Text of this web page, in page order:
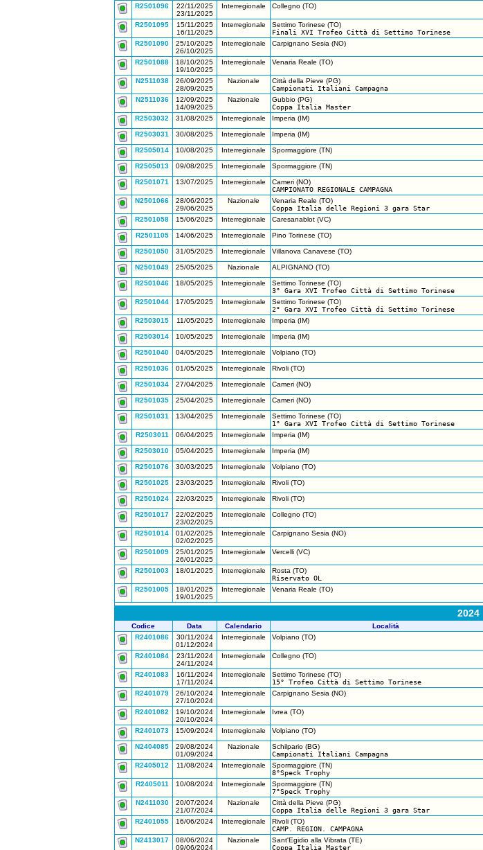
R2501096
22/11/2025
23/11/2025
Interregionale Collegno (TO)
R2501095
15/11/2025
16/11/2025
Interregionale
Settimo Torinese (TO)
Finali XVI Trofeo Città di Settimo Torinese
R2501090
25/10/2025
26/10/2025
Interregionale Carpignano Sesia (NO)
R2501088
18/10/2025
19/10/2025
Interregionale Venaria Reale (TO)
N2511038
26/09/2025
28/09/2025
Nazionale
Città della Pieve (PG)
Campionati Italiani Campagna
N2511036
12/09/2025
14/09/2025
Nazionale
Gubbio (PG)
Coppa Italia Master
R2503032 31/08/2025 Interregionale Imperia (IM)
R2503031 30/08/2025 Interregionale Imperia (IM)
R2505014 10/08/2025 Interregionale Spormaggiore (TN)
R2505013 09/08/2025 Interregionale Spormaggiore (TN)
R2501071 13/07/2025 Interregionale
Cameri (NO)
CAMPIONATO REGIONALE CAMPAGNA
N2501066
28/06/2025
29/06/2025
Nazionale
Venaria Reale (TO)
Coppa Italia delle Regioni 3 gara Star
R2501058 15/06/2025 Interregionale Caresanablot (VC)
R2501105 14/06/2025 Interregionale Pino Torinese (TO)
R2501050 31/05/2025 Interregionale Villanova Canavese (TO)
N2501049 25/05/2025 Nazionale ALPIGNANO (TO)
R2501046 18/05/2025 Interregionale
Settimo Torinese (TO)
3° Gara XVI Trofeo Città di Settimo Torinese
R2501044 17/05/2025 Interregionale
Settimo Torinese (TO)
2° Gara XVI Trofeo Città di Settimo Torinese
R2503015 11/05/2025 Interregionale Imperia (IM)
R2503014 10/05/2025 Interregionale Imperia (IM)
R2501040 04/05/2025 Interregionale Volpiano (TO)
R2501036 01/05/2025 Interregionale Rivoli (TO)
R2501034 27/04/2025 Interregionale Cameri (NO)
R2501035 25/04/2025 Interregionale Cameri (NO)
R2501031 13/04/2025 Interregionale
Settimo Torinese (TO)
1° Gara XVI Trofeo Città di Settimo Torinese
R2503011 06/04/2025 Interregionale Imperia (IM)
R2503010 05/04/2025 Interregionale Imperia (IM)
R2501076 30/03/2025 Interregionale Volpiano (TO)
R2501025 23/03/2025 Interregionale Rivoli (TO)
R2501024 22/03/2025 Interregionale Rivoli (TO)
R2501017
22/02/2025
23/02/2025
Interregionale Collegno (TO)
R2501014
01/02/2025
02/02/2025
Interregionale Carpignano Sesia (NO)
R2501009
25/01/2025
26/01/2025
Interregionale Vercelli (VC)
R2501003 18/01/2025 Interregionale
Rosta (TO)
Riservato OL
R2501005
18/01/2025
19/01/2025
Interregionale Venaria Reale (TO)
2024
Codice Data Calendario Località
R2401086
30/11/2024
01/12/2024
Interregionale Volpiano (TO)
R2401084
23/11/2024
24/11/2024
Interregionale Collegno (TO)
R2401083
16/11/2024
17/11/2024
Interregionale
Settimo Torinese (TO)
15° Trofeo Città di Settimo Torinese
R2401079
26/10/2024
27/10/2024
Interregionale Carpignano Sesia (NO)
R2401082
19/10/2024
20/10/2024
Interregionale Ivrea (TO)
R2401073 15/09/2024 Interregionale Volpiano (TO)
N2404085
29/08/2024
01/09/2024
Nazionale
Schilpario (BG)
Campionati Italiani Campagna
R2405012 11/08/2024 Interregionale
Spormaggiore (TN)
8°Speck Trophy
R2405011 10/08/2024 Interregionale
Spormaggiore (TN)
7°Speck Trophy
N2411030
20/07/2024
21/07/2024
Nazionale
Città della Pieve (PG)
Coppa Italia delle Regioni 3 gara Star
R2401055 16/06/2024 Interregionale
Rivoli (TO)
CAMP. REGION. CAMPAGNA
N2413017
08/06/2024
09/06/2024
Nazionale
Sant'Egidio alla Vibrata (TE)
Coppa Italia Master